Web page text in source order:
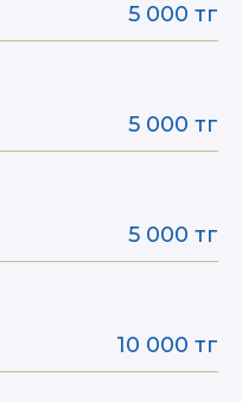
5 000 тг
5 000 тг
5 000 тг
10 000 тг